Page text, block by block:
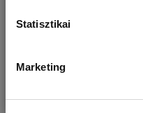
Statisztikai
Marketing
Az első gyermekorvosi
VÁRANDÓS